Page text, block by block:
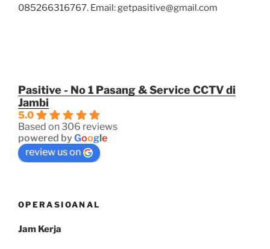
085266316767. Email: getpasitive@gmail.com
Pasitive - No 1 Pasang & Service CCTV di
Jambi
5.0
Based on 306 reviews
powered byGoogle
review us on
OPERASIOANAL
Jam Kerja